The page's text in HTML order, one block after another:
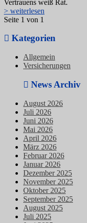
Vertrauens weiß Rat.
> weiterlesen
Seite 1 von 1
Kategorien
Allgemein
Versicherungen
News Archiv
August 2026
Juli 2026
Juni 2026
Mai 2026
April 2026
März 2026
Februar 2026
Januar 2026
Dezember 2025
November 2025
Oktober 2025
September 2025
August 2025
Juli 2025